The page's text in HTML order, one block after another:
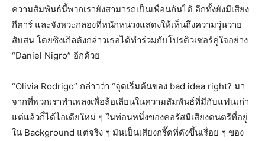
ความสัมพันธ์นี้พวกเรายังสามารถเป็นเพื่อนกันได้ อีกทั้งยังมีเสียง
กีตาร์ และจังหวะกลองที่หนักหน่วงแสดงให้เห็นถึงความวุ่นวาย
สับสน โดยซิงเกิลดังกล่าวเธอได้ทำร่วมกับโปรดิวเซอร์คู่ใจอย่าง
“Daniel Nigro” อีกด้วย
“Olivia Rodrigo” กล่าวว่า “จุดเริ่มต้นของ bad idea right? มา
จากที่พวกเราทำเพลงเพื่อล้อเลียนในความสัมพันธ์ที่มีกับแฟนเก่า
แต่แล้วก็ได้ไอเดียใหม่ ๆ ในท่อนหนึ่งของคอรัสมีเสียงดนตรีที่อยู่
ใน Background แต่จริง ๆ มันเป็นเสียงกรี๊ดที่ดังขึ้นเรื่อย ๆ ของ